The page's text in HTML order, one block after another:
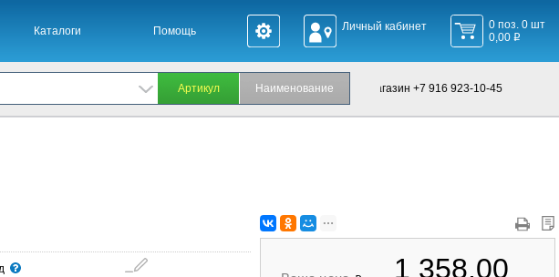
Каталоги Помощь Личный кабинет
0 поз. 0 шт
0,00q
Офис +7 495 660-24-60, Интернет-магазин +7 916 923-10-45
1 358,00